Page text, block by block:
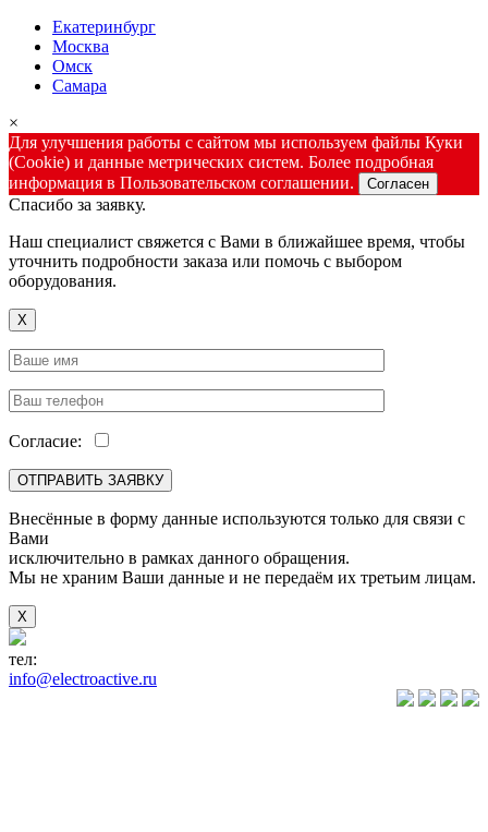
Екатеринбург
Москва
Омск
Самара
×
Для улучшения работы с сайтом мы используем файлы Куки
(Cookie) и данные метрических систем. Более подробная
информация в Пользовательском соглашении.
Согласен
Спасибо за заявку.
Наш специалист свяжется с Вами в ближайшее время, чтобы
уточнить подробности заказа или помочь с выбором
оборудования.
X
Согласие:
Внесённые в форму данные используются только для связи с
Вами
исключительно в рамках данного обращения.
Мы не храним Ваши данные и не передаём их третьим лицам.
X
тел:
info@electroactive.ru